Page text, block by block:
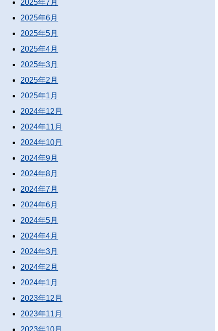
2025年7月
2025年6月
2025年5月
2025年4月
2025年3月
2025年2月
2025年1月
2024年12月
2024年11月
2024年10月
2024年9月
2024年8月
2024年7月
2024年6月
2024年5月
2024年4月
2024年3月
2024年2月
2024年1月
2023年12月
2023年11月